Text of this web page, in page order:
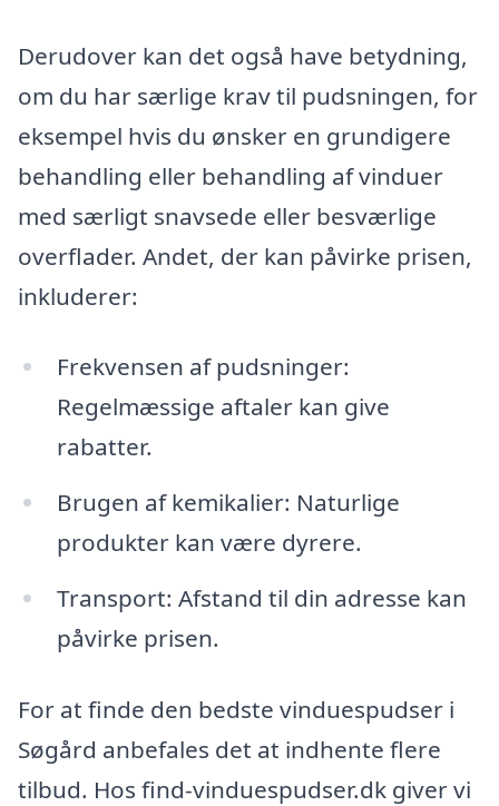
Derudover kan det også have betydning,
om du har særlige krav til pudsningen, for
eksempel hvis du ønsker en grundigere
behandling eller behandling af vinduer
med særligt snavsede eller besværlige
overflader. Andet, der kan påvirke prisen,
inkluderer:
Frekvensen af pudsninger:
Regelmæssige aftaler kan give
rabatter.
Brugen af kemikalier: Naturlige
produkter kan være dyrere.
Transport: Afstand til din adresse kan
påvirke prisen.
For at finde den bedste vinduespudser i
Søgård anbefales det at indhente flere
tilbud. Hos find-vinduespudser.dk giver vi